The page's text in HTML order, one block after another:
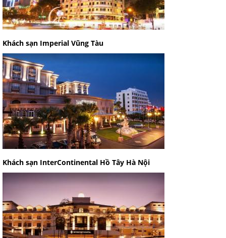
Khách sạn Imperial Vũng Tàu
Khách sạn InterContinental Hồ Tây Hà Nội